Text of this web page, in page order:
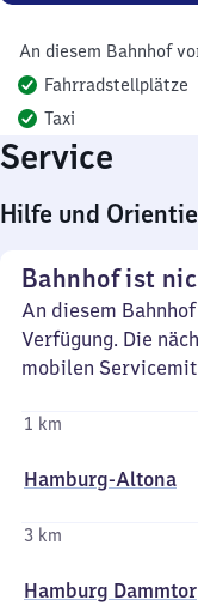
An diesem Bahnhof
Fahrradstellplätze
Taxi
Service
Hilfe und
Bahnhof ist
An diesem
Verfügung. Die
mobilen
1 km
Hamburg-Altona
3 km
Hamburg Dammtor